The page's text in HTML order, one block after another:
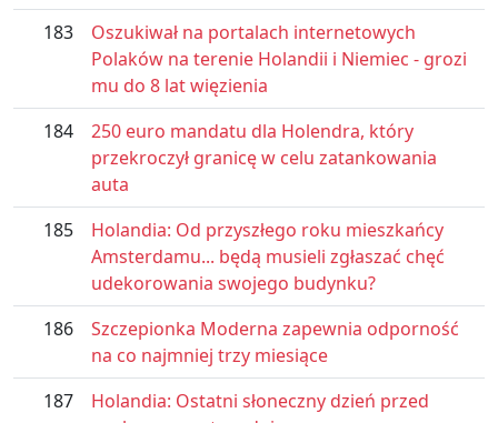
183
Oszukiwał na portalach internetowych
Polaków na terenie Holandii i Niemiec - grozi
mu do 8 lat więzienia
184
250 euro mandatu dla Holendra, który
przekroczył granicę w celu zatankowania
auta
185
Holandia: Od przyszłego roku mieszkańcy
Amsterdamu... będą musieli zgłaszać chęć
udekorowania swojego budynku?
186
Szczepionka Moderna zapewnia odporność
na co najmniej trzy miesiące
187
Holandia: Ostatni słoneczny dzień przed